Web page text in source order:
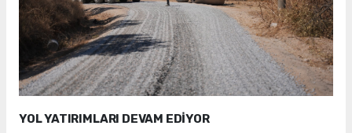
YOL YATIRIMLARI DEVAM EDİYOR